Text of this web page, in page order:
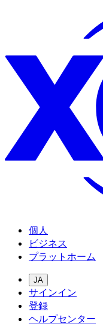
個人
ビジネス
プラットホーム
JA
サインイン
登録
ヘルプセンター